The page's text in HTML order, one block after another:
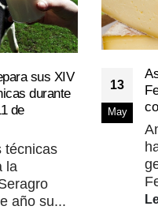
sus XIV
durante
de
técnicas
la
año su...
13
May